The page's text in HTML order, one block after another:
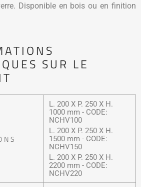
Disponible en bois ou en finition
SUR LE
L. 200 X P. 250 X H.
1000 mm - CODE:
NCHV100
L. 200 X P. 250 X H.
1500 mm - CODE:
NCHV150
L. 200 X P. 250 X H.
2200 mm - CODE:
NCHV220